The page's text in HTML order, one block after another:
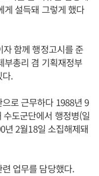
게 설득돼 그렇게 했다
함께 행정고시를 준
부총리 겸 기획재정부
.
로 근무하다 1988년 9
도군단에서 행정병(일
년 2월18일 소집해제돼
업무를 담당했다.